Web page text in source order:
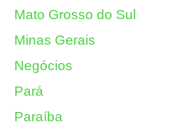
Mato Grosso do Sul
Minas Gerais
Negócios
Pará
Paraíba